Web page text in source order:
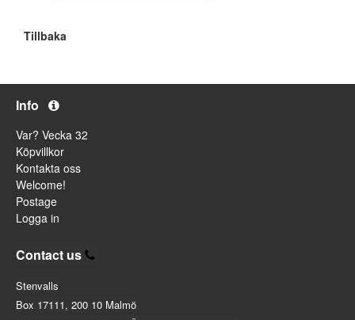
Tillbaka
Info
Var? Vecka 32
Köpvillkor
Kontakta oss
Welcome!
Postage
Logga in
Contact us
Stenvalls
Box 17111, 200 10 Malmö